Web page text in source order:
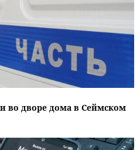
во дворе дома в Сеймском